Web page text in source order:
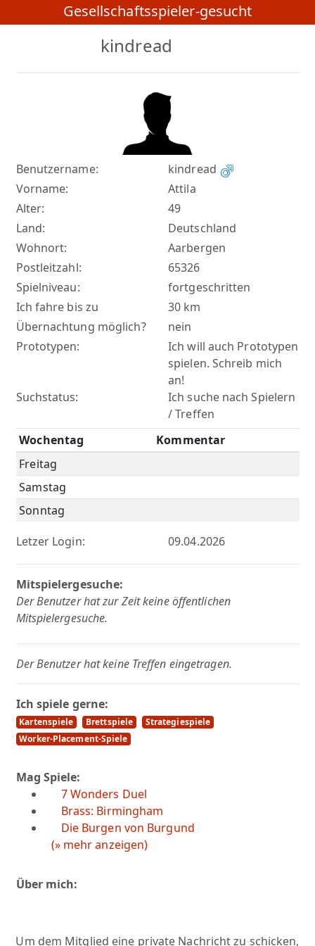
Gesellschaftsspieler-gesucht
kindread
Benutzername:
kindread
Vorname:
Attila
Alter:
49
Land:
Deutschland
Wohnort:
Aarbergen
Postleitzahl:
65326
Spielniveau:
fortgeschritten
Ich fahre bis zu
30 km
Übernachtung möglich?
nein
Prototypen:
Ich will auch Prototypen
spielen. Schreib mich
an!
Suchstatus:
Ich suche nach Spielern
/ Treffen
Wochentag
Kommentar
Freitag
Samstag
Sonntag
Letzer Login:
09.04.2026
Mitspielergesuche:
Der Benutzer hat zur Zeit keine öffentlichen
Mitspielergesuche.
Der Benutzer hat keine Treffen eingetragen.
Ich spiele gerne:
Kartenspiele Brettspiele
Strategiespiele
Worker-Placement-Spiele
Mag Spiele:
7 Wonders Duel
Brass: Birmingham
Die Burgen von Burgund
(» mehr anzeigen)
Über mich:
Um dem Mitglied eine private Nachricht zu schicken,